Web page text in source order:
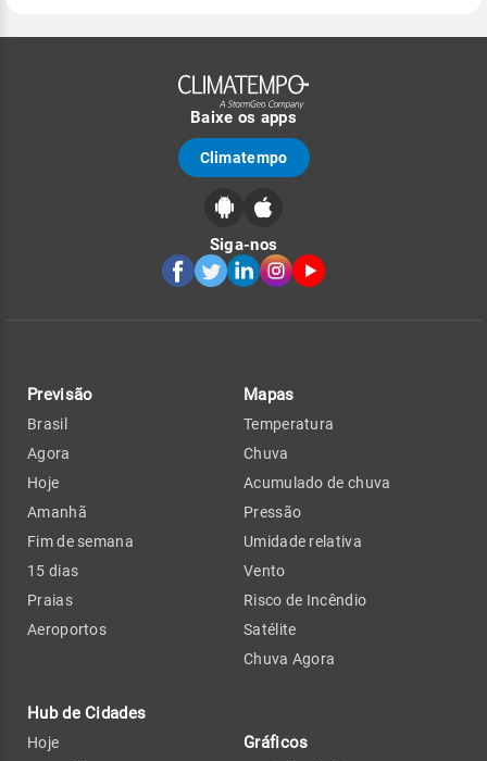
Baixe os apps
Climatempo
Siga-nos
Previsão
Brasil
Agora
Hoje
Amanhã
Fim de semana
15 dias
Praias
Aeroportos
Hub de Cidades
Hoje
Mapas
Temperatura
Chuva
Acumulado de chuva
Pressão
Umidade relativa
Vento
Risco de Incêndio
Satélite
Chuva Agora
Gráficos